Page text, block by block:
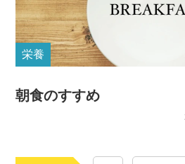
栄養
朝食のすすめ